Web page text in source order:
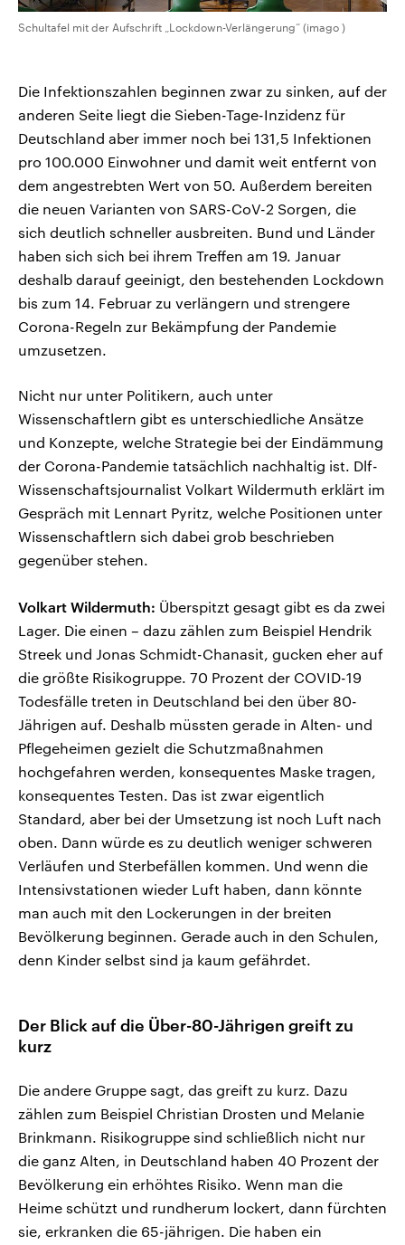
Schultafel mit der Aufschrift „Lockdown-Verlängerung“ (imago )
Die Infektionszahlen beginnen zwar zu sinken, auf der
anderen Seite liegt die Sieben-Tage-Inzidenz für
Deutschland aber immer noch bei 131,5 Infektionen
pro 100.000 Einwohner und damit weit entfernt von
dem angestrebten Wert von 50. Außerdem bereiten
die neuen Varianten von SARS-CoV-2 Sorgen, die
sich deutlich schneller ausbreiten. Bund und Länder
haben sich sich bei ihrem Treffen am 19. Januar
deshalb darauf geeinigt, den bestehenden Lockdown
bis zum 14. Februar zu verlängern und strengere
Corona-Regeln zur Bekämpfung der Pandemie
umzusetzen.
Nicht nur unter Politikern, auch unter
Wissenschaftlern gibt es unterschiedliche Ansätze
und Konzepte, welche Strategie bei der Eindämmung
der Corona-Pandemie tatsächlich nachhaltig ist. Dlf-
Wissenschaftsjournalist Volkart Wildermuth erklärt im
Gespräch mit Lennart Pyritz, welche Positionen unter
Wissenschaftlern sich dabei grob beschrieben
gegenüber stehen.
Volkart Wildermuth: Überspitzt gesagt gibt es da zwei
Lager. Die einen – dazu zählen zum Beispiel Hendrik
Streek und Jonas Schmidt-Chanasit, gucken eher auf
die größte Risikogruppe. 70 Prozent der COVID-19
Todesfälle treten in Deutschland bei den über 80-
Jährigen auf. Deshalb müssten gerade in Alten- und
Pflegeheimen gezielt die Schutzmaßnahmen
hochgefahren werden, konsequentes Maske tragen,
konsequentes Testen. Das ist zwar eigentlich
Standard, aber bei der Umsetzung ist noch Luft nach
oben. Dann würde es zu deutlich weniger schweren
Verläufen und Sterbefällen kommen. Und wenn die
Intensivstationen wieder Luft haben, dann könnte
man auch mit den Lockerungen in der breiten
Bevölkerung beginnen. Gerade auch in den Schulen,
denn Kinder selbst sind ja kaum gefährdet.
Der Blick auf die Über-80-Jährigen greift zu
kurz
Die andere Gruppe sagt, das greift zu kurz. Dazu
zählen zum Beispiel Christian Drosten und Melanie
Brinkmann. Risikogruppe sind schließlich nicht nur
die ganz Alten, in Deutschland haben 40 Prozent der
Bevölkerung ein erhöhtes Risiko. Wenn man die
Heime schützt und rundherum lockert, dann fürchten
sie, erkranken die 65-jährigen. Die haben ein